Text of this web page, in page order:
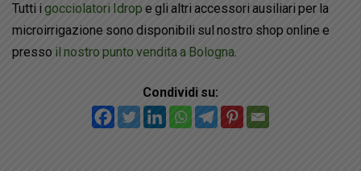
Tutti i gocciolatori Idrop e gli altri accessori ausiliari per la
microirrigazione sono disponibili sul nostro shop online e
presso il nostro punto vendita a Bologna.
Condividi su: